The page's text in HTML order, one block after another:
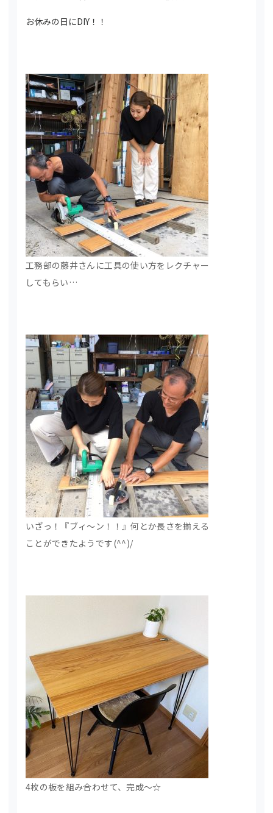
お休みの日にDIY！！
工務部の藤井さんに工具の使い方をレクチャー
してもらい…
いざっ！『ブィ～ン！！』何とか長さを揃える
ことができたようです(^^)/
4枚の板を組み合わせて、完成～☆